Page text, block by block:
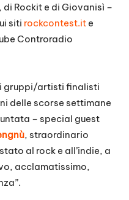
Rockit e di Giovanisì –
siti rockcontest.it e
Controradio
gruppi/artisti finalisti
delle scorse settimane
– special guest
, straordinario
al rock e all’indie, a
acclamatissimo,